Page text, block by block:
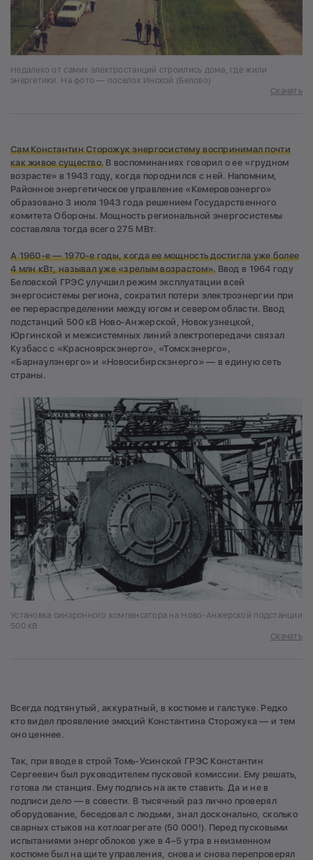
Недалеко от самих электростанций строились дома, где жили
энергетики. На фото — поселок Инской (Белово)
Скачать
Сам Константин Сторожук энергосистему воспринимал почти
как живое существо. В воспоминаниях говорил о ее «грудном
возрасте» в 1943 году, когда породнился с ней. Напомним,
Районное энергетическое управление «Кемеровоэнерго»
образовано 3 июля 1943 года решением Государственного
комитета Обороны. Мощность региональной энергосистемы
составляла тогда всего 275 МВт.
А 1960-е — 1970-е годы, когда ее мощность достигла уже более
4 млн кВт, называл уже «зрелым возрастом». Ввод в 1964 году
Беловской ГРЭС улучшил режим эксплуатации всей
энергосистемы региона, сократил потери электроэнергии при
ее перераспределении между югом и севером области. Ввод
подстанций 500 кВ Ново-Анжерской, Новокузнецкой,
Юргинской и межсистемных линий электропередачи связал
Кузбасс с «Красноярскэнерго», «Томскэнерго»,
«Барнаулэнерго» и «Новосибирскэнерго» — в единую сеть
страны.
Установка синхронного компенсатора на Ново-Анжерской подстанции
500 кВ
Скачать
Всегда подтянутый, аккуратный, в костюме и галстуке. Редко
кто видел проявление эмоций Константина Сторожука — и тем
оно ценнее.
Так, при вводе в строй Томь-Усинской ГРЭС Константин
Сергеевич был руководителем пусковой комиссии. Ему решать,
готова ли станция. Ему подпись на акте ставить. Да и не в
подписи дело — в совести. В тысячный раз лично проверял
оборудование, беседовал с людьми, знал досконально, сколько
сварных стыков на котлоагрегате (50 000!). Перед пусковыми
испытаниями энергоблоков уже в 4–5 утра в неизменном
костюме был на щите управления, снова и снова перепроверял